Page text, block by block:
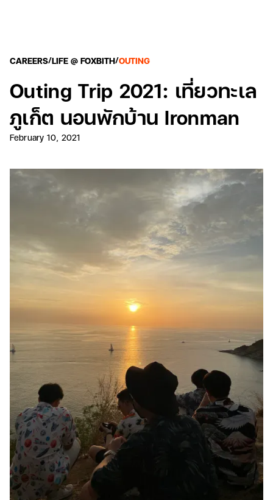
CAREERS/LIFE @ FOXBITH/OUTING
Outing Trip 2021: เที่ยวทะเล
ภูเก็ต นอนพักบ้าน Ironman
February 10, 2021